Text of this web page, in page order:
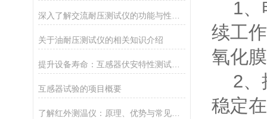
关于油耐压测试仪的相关知识介绍
互感器试验的项目概要
了解红外测温仪：原理、优势与常见应用场景
1、
续工
氧化
2、
稳定